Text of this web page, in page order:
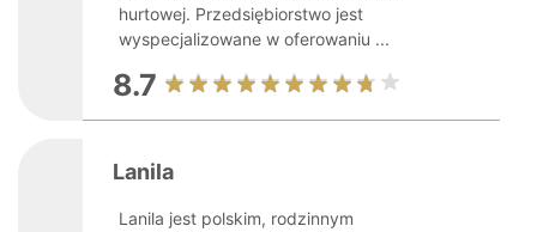
hurtowej. Przedsiębiorstwo jest
wyspecjalizowane w oferowaniu ...
8.7
Lanila
Lanila jest polskim, rodzinnym